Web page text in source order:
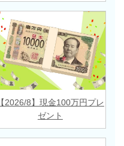
【2026/8】現金100万円プレ
ゼント